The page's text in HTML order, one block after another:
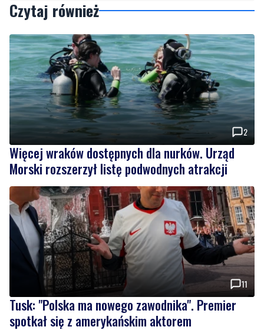
2
Więcej wraków dostępnych dla nurków. Urząd
Morski rozszerzył listę podwodnych atrakcji
11
Tusk: "Polska ma nowego zawodnika". Premier
spotkał się z amerykańskim aktorem